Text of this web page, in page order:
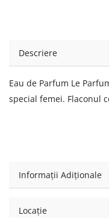
Descriere
Eau de Parfum Le
special femei. Flaconul
Informații Adiționale
Locație